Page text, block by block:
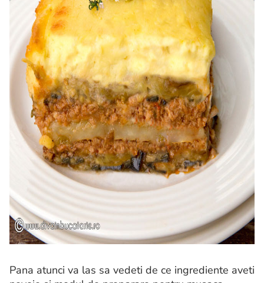
Pana atunci va las sa vedeti de ce ingrediente aveti